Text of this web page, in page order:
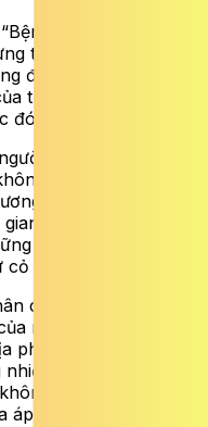
biến phải có
thời kỳ, mỗi lúc một
được hay không là
thầy thuốc, chịu
Hoàng Nguyên
học, chỉ dựa vào
thuốc chết, không
và không gian.
kẻ sát nhân, những
rác dọc đường.
chính, đã biết vận
nền y học nước
phương mình. Ông
nên bệnh do
nên mang
dụng một cách